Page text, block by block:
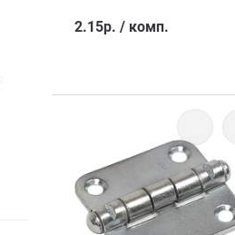
2.15р. / комп.